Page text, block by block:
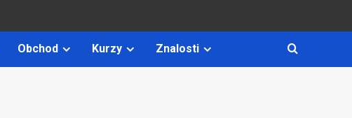
Obchod Kurzy Znalosti